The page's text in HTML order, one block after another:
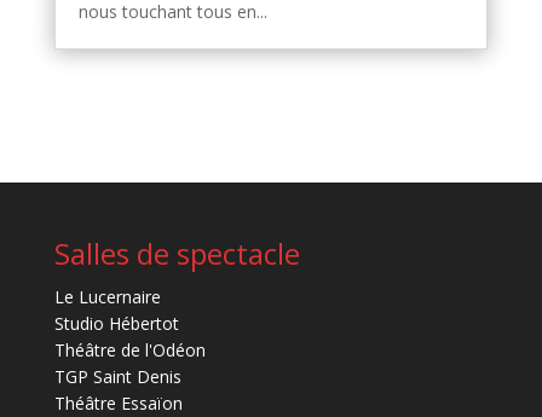
nous touchant tous en...
Salles de spectacle
Le Lucernaire
Studio Hébertot
Théâtre de l'Odéon
TGP Saint Denis
Théâtre Essaïon